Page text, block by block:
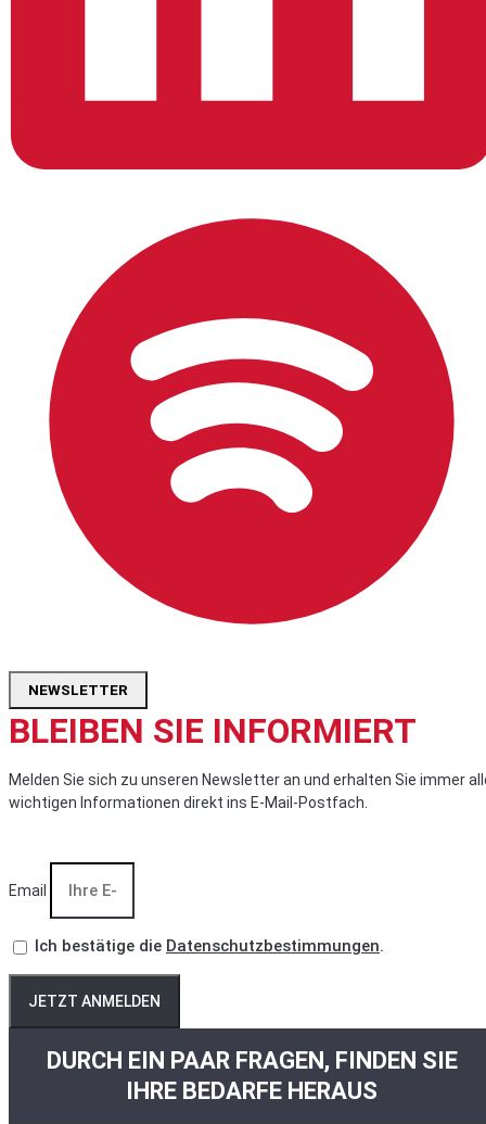
NEWSLETTER
BLEIBEN SIE INFORMIERT
Melden Sie sich zu unseren Newsletter an und erhalten Sie immer
wichtigen Informationen direkt ins E-Mail-Postfach.
Email
Ich bestätige die Datenschutzbestimmungen.
JETZT ANMELDEN
DURCH EIN PAAR FRAGEN, FINDEN SIE
IHRE BEDARFE HERAUS